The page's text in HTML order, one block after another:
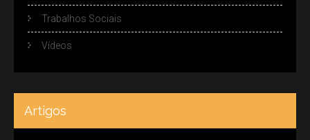
Trabalhos Sociais
Vídeos
Artigos